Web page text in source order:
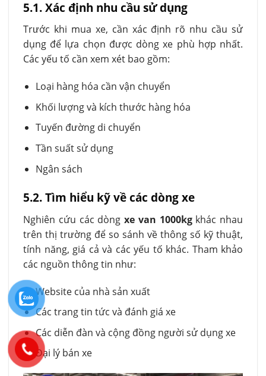
5.1. Xác định nhu cầu sử dụng
Trước khi mua xe, cần xác định rõ nhu cầu sử
dụng để lựa chọn được dòng xe phù hợp nhất.
Các yếu tố cần xem xét bao gồm:
Loại hàng hóa cần vận chuyển
Khối lượng và kích thước hàng hóa
Tuyến đường di chuyển
Tần suất sử dụng
Ngân sách
5.2. Tìm hiểu kỹ về các dòng xe
Nghiên cứu các dòng xe van 1000kgkhác nhau
trên thị trường để so sánh về thông số kỹ thuật,
tính năng, giá cả và các yếu tố khác. Tham khảo
các nguồn thông tin như:
Website của nhà sản xuất
Các trang tin tức và đánh giá xe
Các diễn đàn và cộng đồng người sử dụng xe
Đại lý bán xe